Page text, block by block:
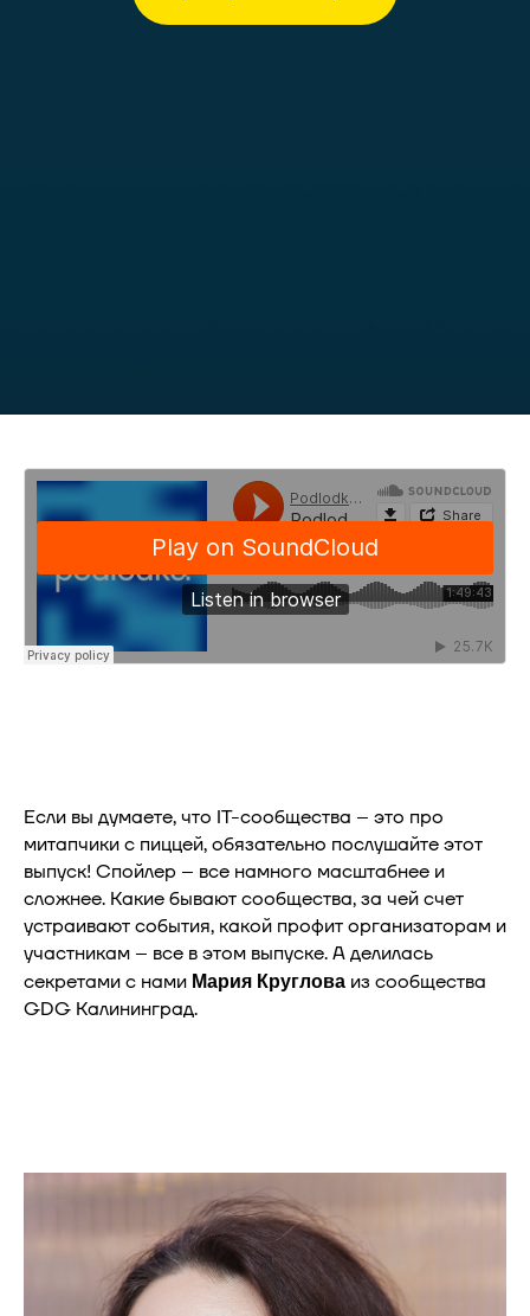
Если вы думаете, что IT-сообщества – это про
митапчики с пиццей, обязательно послушайте этот
выпуск! Спойлер – все намного масштабнее и
сложнее. Какие бывают сообщества, за чей счет
устраивают события, какой профит организаторам и
участникам – все в этом выпуске. А делилась
секретами с нами Мария Круглова из сообщества
GDG Калининград.